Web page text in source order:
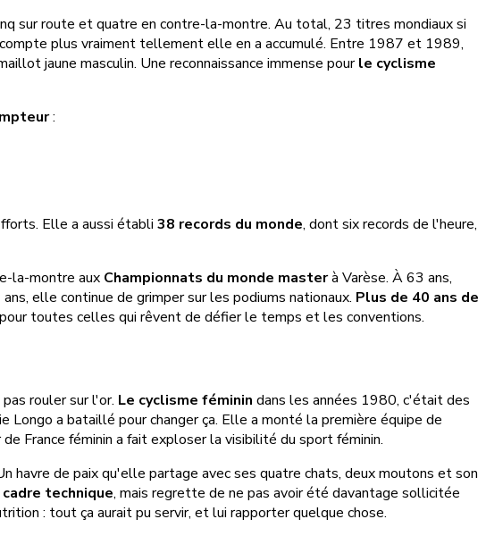
sur route et quatre en contre-la-montre. Au total, 23 titres mondiaux si
plus vraiment tellement elle en a accumulé. Entre 1987 et 1989,
jaune masculin. Une reconnaissance immense pourle cyclisme
:
Elle a aussi établi 38 records du monde, dont six records de l'heure,
la-montre aux Championnats du monde masterà Varèse. À 63 ans,
elle continue de grimper sur les podiums nationaux. Plus de 40 ans de
toutes celles qui rêvent de défier le temps et les conventions.
rouler sur l'or. Le cyclisme féminin dans les années 1980, c'était des
a bataillé pour changer ça. Elle a monté la première équipe de
France féminin a fait exploser la visibilité du sport féminin.
havre de paix qu'elle partage avec ses quatre chats, deux moutons et son
technique, mais regrette de ne pas avoir été davantage sollicitée
: tout ça aurait pu servir, et lui rapporter quelque chose.